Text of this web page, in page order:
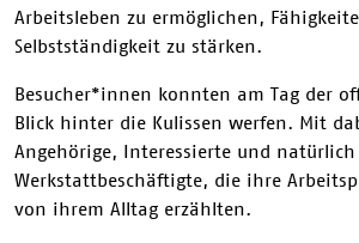
Arbeitsleben zu ermöglichen,
Selbstständigkeit zu stärken.
Besucher*innen konnten am Tag der
Blick hinter die Kulissen werfen. Mit
Angehörige, Interessierte und natürlich
Werkstattbeschäftigte, die ihre
von ihrem Alltag erzählten.